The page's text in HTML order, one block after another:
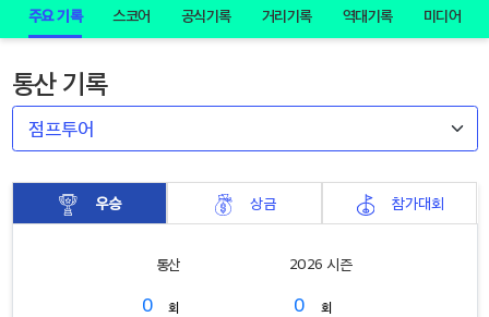
주요 기록 스코어 공식기록 거리기록 역대기록 미디어
통산 기록
우승 상금 참가대회
통산
0 회
2026 시즌
0 회